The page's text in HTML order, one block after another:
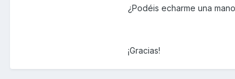
¿Podéis echarme una
¡Gracias!